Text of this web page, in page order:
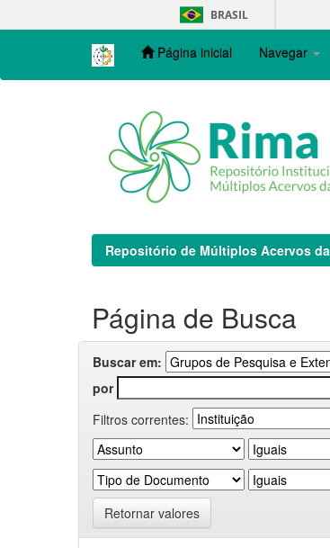
navigation
BRASIL
Página inicial Navegar
Repositório de Múltiplos Acervos da
Página de Busca
Buscar em:
por
Filtros correntes:
Retornar valores